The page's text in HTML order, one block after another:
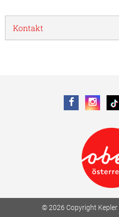
Kontakt
© 2026 Copyright